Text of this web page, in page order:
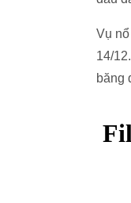
Vụ
14/
băng